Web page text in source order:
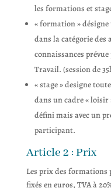
les formations et
« formation »
dans la catégorie des
connaissances
Travail. (session de
« stage » designe
dans un cadre «
défini mais avec un
participant.
Article 2 : Prix
Les prix des formations
fixés en euros, TVA à